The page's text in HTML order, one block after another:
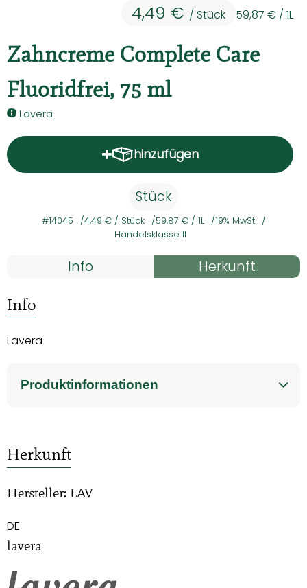
Backwaren
Hoffest 2026
Hauslieferservice - So geht's
Solidarbeitrag
Zahncreme Complete Care
Fluoridfrei, 75 ml
Lavera
4,49 € / Stück 59,87 € / 1L
hinzufügen
Produkt zum Warenkorb
Stück
#14045 4,49 € / Stück 59,87 € / 1L
19% MwSt
Handelsklasse II
Rezepte
Info Herkunft
Info
Lavera
Produktinformationen
Herkunft
Hersteller: LAV
DE
lavera